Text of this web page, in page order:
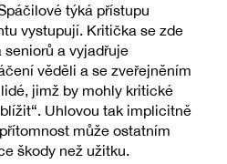
týká přístupu
vystupují. Kritička se zde
a vyjadřuje
věděli a se zveřejněním
jimž by mohly kritické
Uhlovou tak implicitně
může ostatním
škody než užitku.